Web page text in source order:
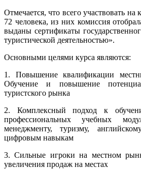
Отмечается, что всего участвовать на
72 человека, из них комиссия
выданы сертификаты
туристической деятельностью».
Основными целями курса являются:
1. Повышение квалификации
Обучение и повышение
туристского рынка
2. Комплексный подход к
профессиональных учебных
менеджменту, туризму,
цифровым навыкам
3. Сильные игроки на местном
увеличения продаж на местах